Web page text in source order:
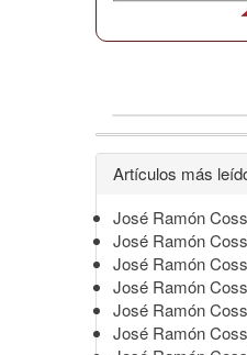
Detalles
del
artículo
Artículos más
José Ramón
José Ramón
José Ramón
José Ramón
José Ramón
José Ramón